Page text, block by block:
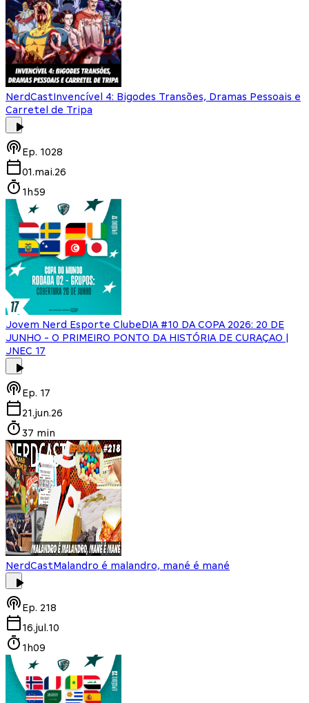
NerdCastInvencível 4: Bigodes Transões, Dramas Pessoais e
Carretel de Tripa
Ep. 1028
01.mai.26
1h59
Jovem Nerd Esporte ClubeDIA #10 DA COPA 2026: 20 DE
JUNHO - O PRIMEIRO PONTO DA HISTÓRIA DE CURAÇAO |
JNEC 17
Ep. 17
21.jun.26
37 min
NerdCastMalandro é malandro, mané é mané
Ep. 218
16.jul.10
1h09